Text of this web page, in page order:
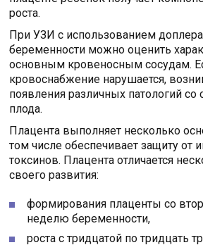
роста.
При УЗИ с использованием
беременности можно оценить
основным кровеносным сосудам.
кровоснабжение нарушается,
появления различных патологий со
плода.
Плацента выполняет несколько
том числе обеспечивает защиту от
токсинов. Плацента отличается
своего развития:
формирования плаценты со
неделю беременности,
роста с тридцатой по тридцать